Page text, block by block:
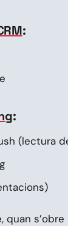
:
:
(lectura
quan